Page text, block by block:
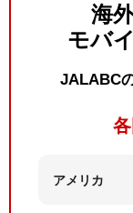
海
モバ
JALABC
アメリカ